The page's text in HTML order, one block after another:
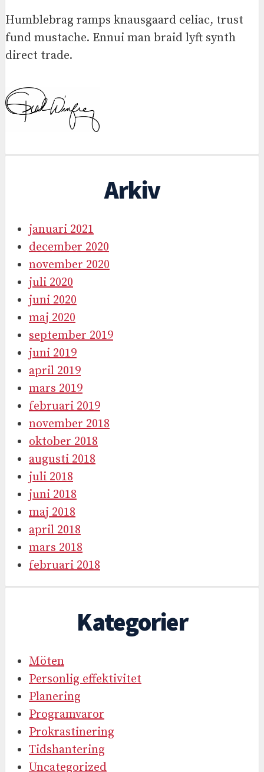
Humblebrag ramps knausgaard celiac, trust
fund mustache. Ennui man braid lyft synth
direct trade.
Arkiv
januari 2021
december 2020
november 2020
juli 2020
juni 2020
maj 2020
september 2019
juni 2019
april 2019
mars 2019
februari 2019
november 2018
oktober 2018
augusti 2018
juli 2018
juni 2018
maj 2018
april 2018
mars 2018
februari 2018
Kategorier
Möten
Personlig effektivitet
Planering
Programvaror
Prokrastinering
Tidshantering
Uncategorized